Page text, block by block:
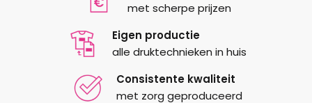
met scherpe prijzen
Eigen productie
alle druktechnieken in huis
Consistente kwaliteit
met zorg geproduceerd